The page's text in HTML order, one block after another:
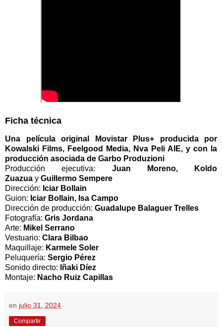
Ficha técnica
Una película original Movistar Plus+ producida por
Kowalski Films, Feelgood Media, Nva Peli AIE, y con la
producción asociada de Garbo Produzioni
Producción ejecutiva: Juan Moreno, Koldo
Zuazua y Guillermo Sempere
Dirección: Iciar Bollain
Guion: Iciar Bollain, Isa Campo
Dirección de producción: Guadalupe Balaguer Trelles
Fotografía: Gris Jordana
Arte: Mikel Serrano
Vestuario: Clara Bilbao
Maquillaje: Karmele Soler
Peluquería: Sergio Pérez
Sonido directo: Iñaki Díez
Montaje: Nacho Ruiz Capillas
en julio 31, 2024
Compartir